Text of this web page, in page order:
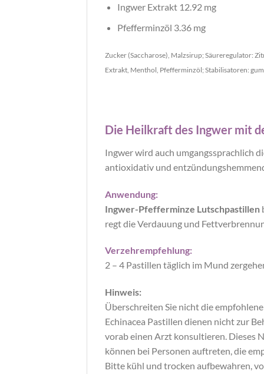
Ingwer Extrakt 12.92 mg
Pfefferminzöl 3.36 mg
Zucker (Saccharose), Malzsirup; Säureregulator:
Extrakt, Menthol, Pfefferminzöl; Stabilisatoren:
Die Heilkraft des Ingwer mit
Ingwer wird auch umgangssprachlich
antioxidativ und
Anwendung:
Ingwer-Pfefferminze Lutschpastillen
regt die Verdauung und
Verzehrempfehlung:
2 – 4 Pastillen täglich im Mund
Hinweis:
Überschreiten Sie nicht die
Echinacea Pastillen dienen nicht zur
vorab einen Arzt konsultieren. Dieses
können bei Personen auftreten, die
Bitte kühl und trocken aufbewahren,